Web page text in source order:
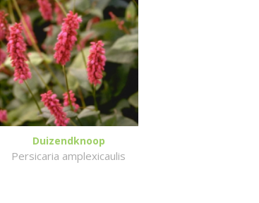
Duizendknoop
Persicaria amplexicaulis